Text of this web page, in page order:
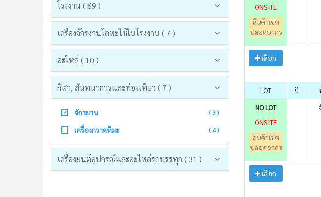
โรงงาน ( 69 )
เครื่องจักรงานโลหะใช้ในโรงงาน ( 7 )
อะไหล่ ( 10 )
กีฬา, สันทนาการและท่องเที่ยว ( 7 )
จักรยาน ( 3 )
เครื่องกวาดหิมะ ( 4 )
เครื่องยนต์อุปกรณ์และอะไหล่รถบรรทุก ( 31 )
ONSITE
สินค้าเขต
ปลอดอากร
เลือก
LOT ปี
NO LOT
ONSITE
สินค้าเขต
ปลอดอากร
เลือก